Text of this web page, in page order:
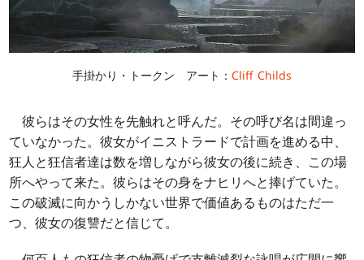
手掛かり・トークン アート： Cliff Childs
彼らはその女性を先触れと呼んだ。その呼び名は間違っ
ていなかった。彼女がイニストラードで計画を進める中、
狂人と狂信者達は数を増しながら彼女の後に続き、この場
所へやって来た。彼らはその身をナヒリへと捧げていた。
この破滅に向かうしかない世界で価値あるものはただ一
つ、彼女の復讐だと信じて。